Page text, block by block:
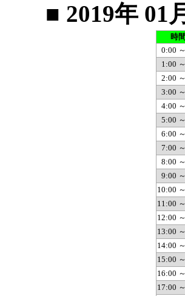
■ 2019年
時
0:00
1:00
2:00
3:00
4:00
5:00
6:00
7:00
8:00
9:00
10:00
11:00
12:00
13:00
14:00
15:00
16:00
17:00